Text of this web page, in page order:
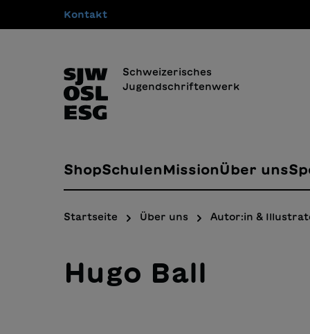
Zur Hauptnavigation springen
Kontakt
Schweizerisches
Jugendschriftenwerk
ShopSchulen MissionÜber uns
Startseite Über uns Autor:in &
Hugo Ball